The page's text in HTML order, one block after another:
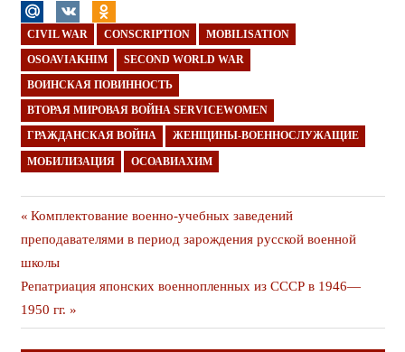
CIVIL WAR CONSCRIPTION MOBILISATION
OSOAVIAKHIM SECOND WORLD WAR
ВОИНСКАЯ ПОВИННОСТЬ
ВТОРАЯ МИРОВАЯ ВОЙНА SERVICEWOMEN
ГРАЖДАНСКАЯ ВОЙНА ЖЕНЩИНЫ-ВОЕННОСЛУЖАЩИЕ
МОБИЛИЗАЦИЯ ОСОАВИАХИМ
Навигация
по
записям
Предыдущая
публикация
Комплектование военно-учебных заведений
преподавателями в период зарождения русской военной
школы
Следующая
публикация
Репатриация японских военнопленных из СССР в 1946—
1950 гг.